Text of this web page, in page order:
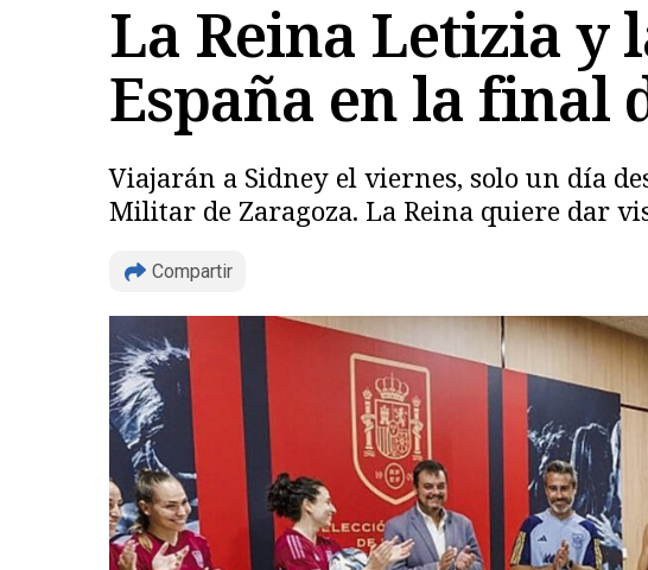
La Reina Letizia y
España en la final
Viajarán a Sidney el viernes, solo un día
Militar de Zaragoza. La Reina quiere dar
Compartir